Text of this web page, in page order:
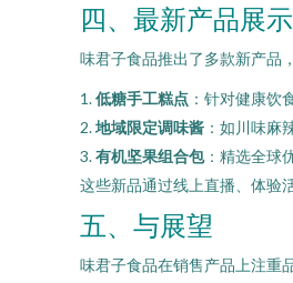
四、最新产品展
味君子食品推出了多款新产品
1.低糖手工糕点 ：针对健康饮
2.地域限定调味酱 ：如川味麻
3.有机坚果组合包：精选全球
这些新品通过线上直播、体验
五、与展望
味君子食品在销售产品上注重